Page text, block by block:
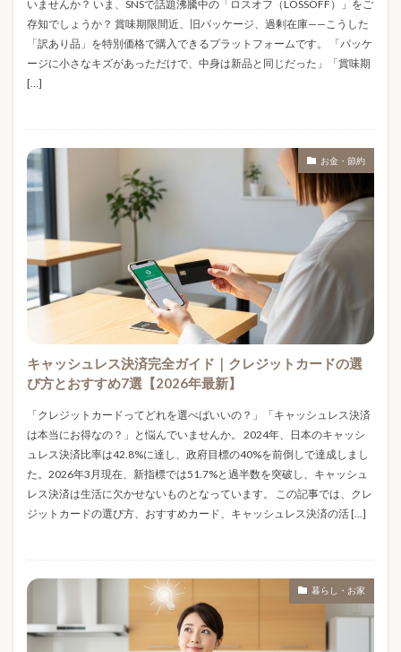
いませんか？ いま、SNSで話題沸騰中の「ロスオフ（LOSSOFF）」をご
存知でしょうか？ 賞味期限間近、旧パッケージ、過剰在庫——こうした
「訳あり品」を特別価格で購入できるプラットフォームです。 「パッケ
ージに小さなキズがあっただけで、中身は新品と同じだった」「賞味期
[…]
お金・節約
キャッシュレス決済完全ガイド｜クレジットカードの選
び方とおすすめ7選【2026年最新】
「クレジットカードってどれを選べばいいの？」「キャッシュレス決済
は本当にお得なの？」と悩んでいませんか。 2024年、日本のキャッシ
ュレス決済比率は42.8%に達し、政府目標の40%を前倒しで達成しまし
た。2026年3月現在、新指標では51.7%と過半数を突破し、キャッシュ
レス決済は生活に欠かせないものとなっています。 この記事では、クレ
ジットカードの選び方、おすすめカード、キャッシュレス決済の活 […]
暮らし・お家
セルフケア タピオカ タンブラー
ダイキン
ダイソー
ダイレクト型保険
チョコレート
チョコレートおすすめ
テンシャル
デカドリンク
デザイナーズトイ
トイフード
トレンド
トレンド2026
ニトリリカバリーウェア
ネックリング
ネット保険
ノンフライヤー
ノンフライヤーレシピ
ノンフライヤー人気
ノンフライヤー使い方
ノンフライヤー比較
ノート術
ハザードマップ
ハンドメイド
バクネ
バッテリー危険
バレンタイン
バレンタイン2026
バレンタインお返し
バレンタインギフト
バレンタインデー
バンダイ
パイル素材
パジャマ
パジャマおすすめ
パスポート
パスポート手数料
パスポート申請
パナソニックエアコン
パート主婦
ヒノキ花粉
ブラインドボックス
ブラインドボックス 比較
ブランド系タグ
ブレインスリープ
ブレインスリープピロー